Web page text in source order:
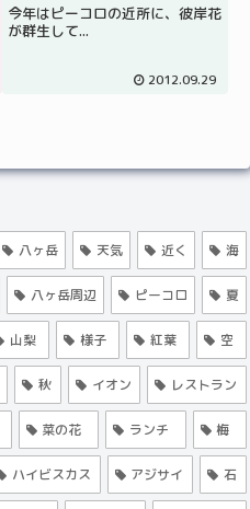
今年はピーコロの近所に、彼岸花
が群生して...
2012.09.29
八ヶ岳 天気 近く 海
八ヶ岳周辺 ピーコロ 夏
山梨 様子 紅葉 空
秋 イオン レストラン
菜の花 ランチ 梅
ハイビスカス アジサイ 石